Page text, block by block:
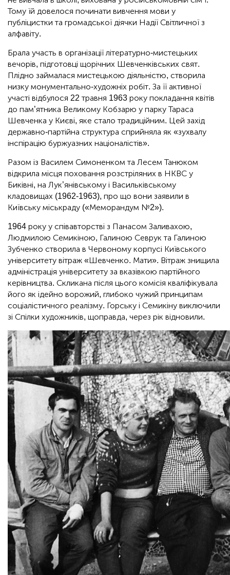
Тому їй довелося починати вивчення мови у
публіцистки та громадської діячки Надії Світличної з
алфавіту.
Брала участь в організації літературно-мистецьких
вечорів, підготовці щорічних Шевченківських свят.
Плідно займалася мистецькою діяльністю, створила
низку монументально-художніх робіт. За її активної
участі відбулося 22 травня 1963 року покладання квітів
до пам’ятника Великому Кобзарю у парку Тараса
Шевченка у Києві, яке стало традиційним. Цей захід
державно-партійна структура сприйняла як «зухвалу
інспірацію буржуазних націоналістів».
Разом із Василем Симоненком та Лесем Танюком
відкрила місця поховання розстріляних в НКВС у
Биківні, на Лук’янівському і Васильківському
кладовищах (1962-1963), про що вони заявили в
Київську міськраду («Меморандум №2»).
1964 року у співавторстві з Панасом Заливахою,
Людмилою Семикіною, Галиною Севрук та Галиною
Зубченко створила в Червоному корпусі Київського
університету вітраж «Шевченко. Мати». Вітраж знищила
адміністрація університету за вказівкою партійного
керівництва. Скликана після цього комісія кваліфікувала
його як ідейно ворожий, глибоко чужий принципам
соціалістичного реалізму. Горську і Семикіну виключили
зі Спілки художників, щоправда, через рік відновили.